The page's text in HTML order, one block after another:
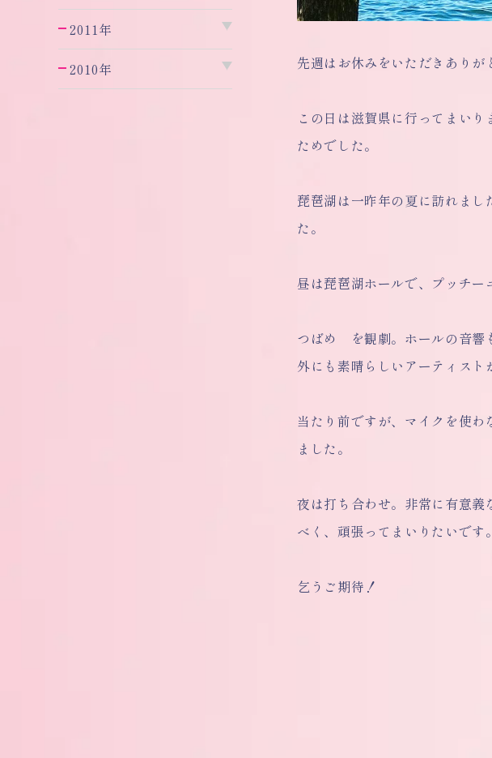
2011年
2010年 先週はお休みをいただきありが
この日は滋賀県に行ってまい
ためでした。
琵琶湖は一昨年の夏に訪れま
た。
昼は琵琶湖ホールで、プッチー
つばめ を観劇。ホールの音響
外にも素晴らしいアーティスト
当たり前ですが、マイクを使
ました。
夜は打ち合わせ。非常に有意
べく、頑張ってまいりたいです。
乞うご期待！